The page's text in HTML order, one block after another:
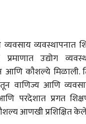
व्यवसाय व्यवस्थापनात
उद्योग
कौशल्ये मिळाली.
वाणिज्य आणि
परदेशात प्रगत
आणखी प्रशिक्षित